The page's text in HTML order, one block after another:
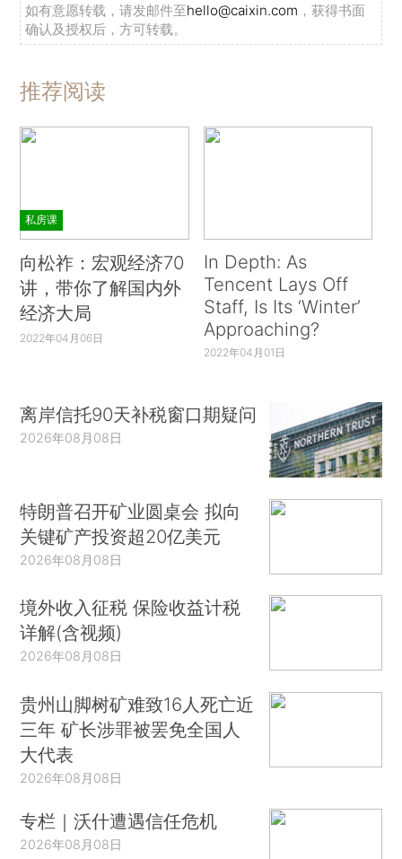
如有意愿转载，请发邮件至hello@caixin.com ，获得书面
确认及授权后，方可转载。
推荐阅读
私房课
向松祚：宏观经济70
讲，带你了解国内外
经济大局
2022年04月06日
In Depth: As
Tencent Lays Off
Staff, Is Its ‘Winter’
Approaching?
2022年04月01日
离岸信托90天补税窗口期疑问
2026年08月08日
特朗普召开矿业圆桌会 拟向
关键矿产投资超20亿美元
2026年08月08日
境外收入征税 保险收益计税
详解(含视频)
2026年08月08日
贵州山脚树矿难致16人死亡近
三年 矿长涉罪被罢免全国人
大代表
2026年08月08日
专栏｜沃什遭遇信任危机
2026年08月08日